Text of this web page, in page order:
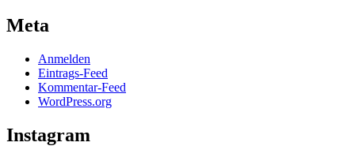
Meta
Anmelden
Eintrags-Feed
Kommentar-Feed
WordPress.org
Instagram